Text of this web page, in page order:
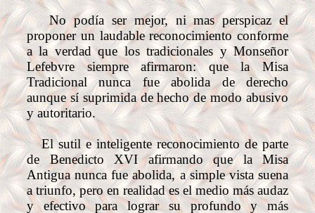
No podía ser mejor, ni mas perspicaz el
proponer un laudable reconocimiento conforme
a la verdad que los tradicionales y Monseñor
Lefebvre siempre afirmaron: que la Misa
Tradicional nunca fue abolida de derecho
aunque sí suprimida de hecho de modo abusivo
y autoritario.
El sutil e inteligente reconocimiento de parte
de Benedicto XVI afirmando que la Misa
Antigua nunca fue abolida, a simple vista suena
a triunfo, pero en realidad es el medio más audaz
y efectivo para lograr su profundo y más